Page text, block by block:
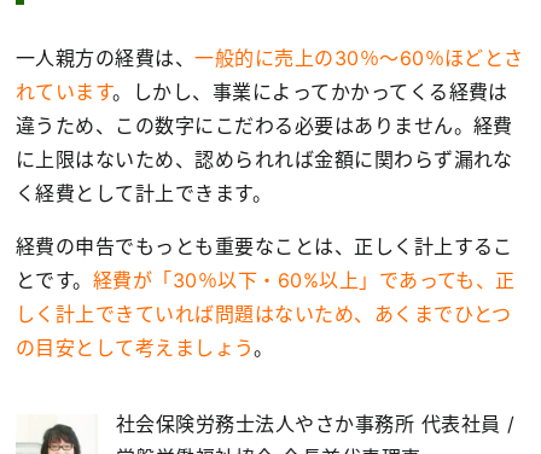
一人親方の経費は、一般的に売上の30％〜60％ほどとさ
れています。しかし、事業によってかかってくる経費は
違うため、この数字にこだわる必要はありません。経費
に上限はないため、認められれば金額に関わらず漏れな
く経費として計上できます。
経費の申告でもっとも重要なことは、正しく計上するこ
とです。 経費が「30％以下・60%以上」であっても、正
しく計上できていれば問題はないため、あくまでひとつ
の目安として考えましょう。
社会保険労務士法人やさか事務所 代表社員 /